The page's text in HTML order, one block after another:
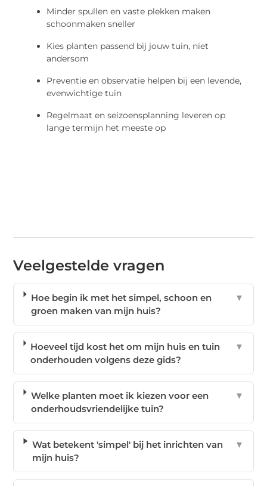
Minder spullen en vaste plekken maken
schoonmaken sneller
Kies planten passend bij jouw tuin, niet
andersom
Preventie en observatie helpen bij een levende,
evenwichtige tuin
Regelmaat en seizoensplanning leveren op
lange termijn het meeste op
Veelgestelde vragen
Hoe begin ik met het simpel, schoon en
groen maken van mijn huis?
▼
Hoeveel tijd kost het om mijn huis en tuin
onderhouden volgens deze gids?
▼
Welke planten moet ik kiezen voor een
onderhoudsvriendelijke tuin?
▼
Wat betekent 'simpel' bij het inrichten van
mijn huis?
▼